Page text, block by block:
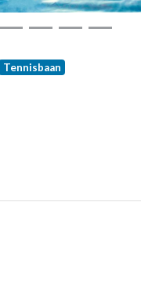
Tennisbaan